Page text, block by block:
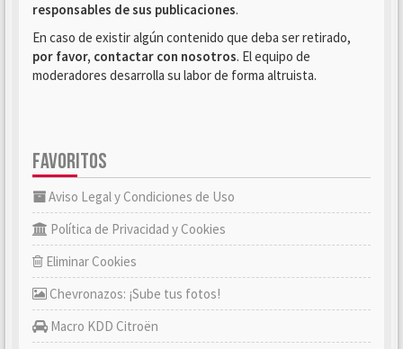
responsables de sus publicaciones.
En caso de existir algún contenido que deba ser retirado,
por favor, contactar con nosotros. El equipo de
moderadores desarrolla su labor de forma altruista.
FAVORITOS
Aviso Legal y Condiciones de Uso
Política de Privacidad y Cookies
Eliminar Cookies
Chevronazos: ¡Sube tus fotos!
Macro KDD Citroën